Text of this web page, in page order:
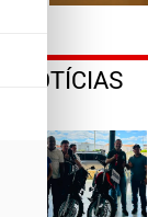
NOTÍCIAS